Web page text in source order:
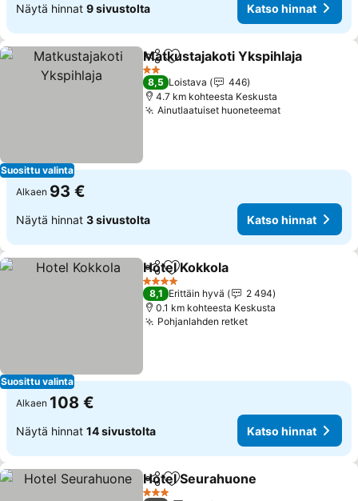
Näytä hinnat 9 sivustolta Katso hinnat
Suosittu valinta
Jaa Lisää suosikkeihin
Matkustajakoti Ykspihlaja
2 Tähtiluokitus
8,5 Loistava
446
4.7 km kohteesta Keskusta
Ainutlaatuiset huoneteemat
Alkaen 93 €
Näytä hinnat 3 sivustolta Katso hinnat
Suosittu valinta
Jaa Lisää suosikkeihin
Hotel Kokkola
4 Tähtiluokitus
8,1 Erittäin hyvä
2 494
0.1 km kohteesta Keskusta
Pohjanlahden retket
Alkaen 108 €
Näytä hinnat 14 sivustolta Katso hinnat
Jaa Lisää suosikkeihin
Hotel Seurahuone
3 Tähtiluokitus